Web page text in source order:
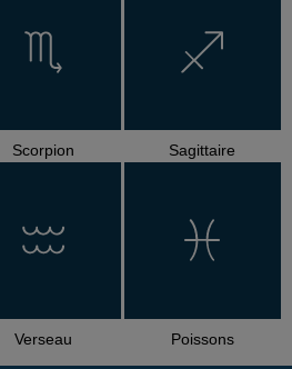
Scorpion Sagittaire
Verseau Poissons